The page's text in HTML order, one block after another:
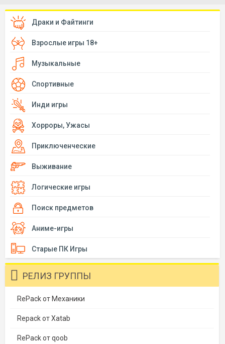
Драки и Файтинги
Взрослые игры 18+
Музыкальные
Спортивные
Инди игры
Хорроры, Ужасы
Приключенческие
Выживание
Логические игры
Поиск предметов
Аниме-игры
Старые ПК Игры
РЕЛИЗ ГРУППЫ
RePack от Механики
Repack от Xatab
RePack от qoob